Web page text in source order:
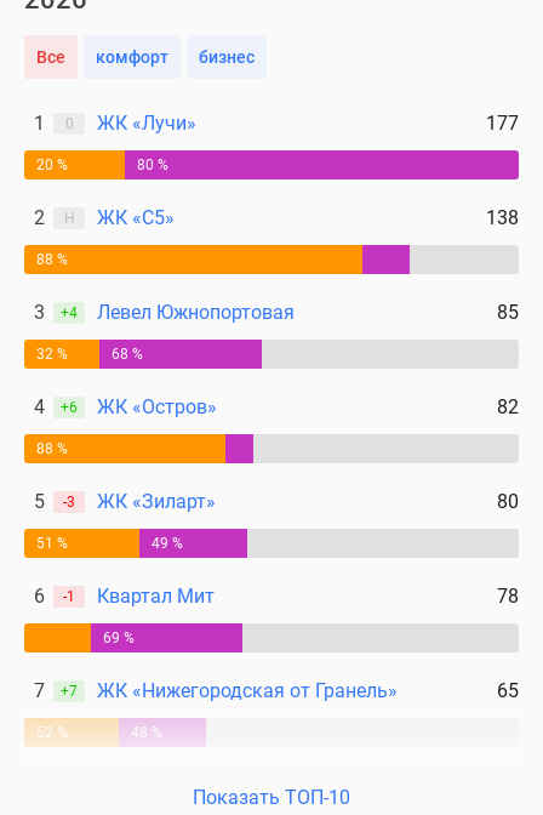
Все комфорт бизнес
1 0 ЖК «Лучи» 177
20 % 80 %
2 Н ЖК «С5» 138
88 %
3 +4 Левел Южнопортовая 85
32 % 68 %
4 +6 ЖК «Остров» 82
88 %
5 -3 ЖК «Зиларт» 80
51 % 49 %
6 -1 Квартал Мит 78
69 %
7 +7 ЖК «Нижегородская от Гранель» 65
52 % 48 %
Показать ТОП-10